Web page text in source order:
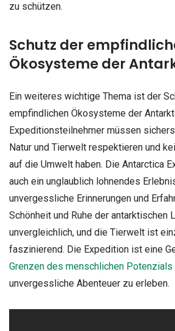
zu schützen.
Schutz der
Ökosysteme der
Ein weiteres wichtige Thema ist der
empfindlichen Ökosysteme der
Expeditionsteilnehmer müssen
Natur und Tierwelt respektieren und
auf die Umwelt haben. Die Antarctica
auch ein unglaublich lohnendes
unvergessliche Erinnerungen und
Schönheit und Ruhe der antarktischen
unvergleichlich, und die Tierwelt ist
faszinierend. Die Expedition ist eine
Grenzen des menschlichen Potenzials
unvergessliche Abenteuer zu erleben.